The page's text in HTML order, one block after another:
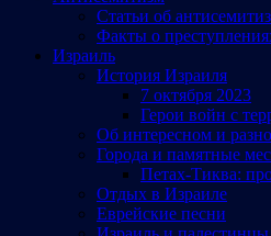
Статьи об
Факты о
Израиль
История Израиля
7 октября 2023
Герои войн с
Об интересном и
Города и памятные
Петах-Тиква:
Отдых в Израиле
Еврейские песни